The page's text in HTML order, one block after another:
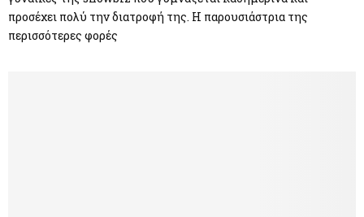
προσέχει πολύ την διατροφή της. Η παρουσιάστρια της
περισσότερες φορές